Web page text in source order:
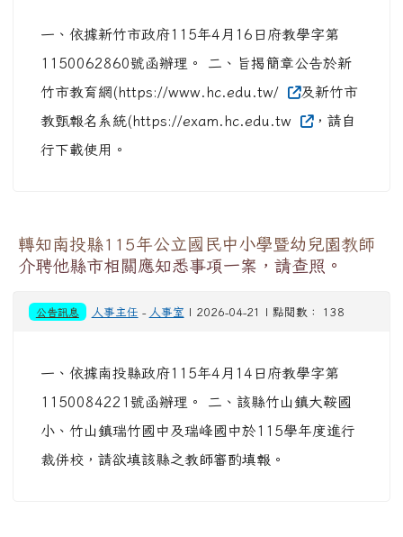
一、依據新竹市政府115年4月16日府教學字第
1150062860號函辦理。 二、旨揭簡章公告於新
竹市教育網(https://www.hc.edu.tw/
及新竹市
教甄報名系統(https://exam.hc.edu.tw
，請自
行下載使用。
轉知南投縣115年公立國民中小學暨幼兒園教師
介聘他縣市相關應知悉事項一案，請查照。
公告訊息 人事主任 - 人事室 | 2026-04-21 | 點閱數： 138
一、依據南投縣政府115年4月14日府教學字第
1150084221號函辦理。 二、該縣竹山鎮大鞍國
小、竹山鎮瑞竹國中及瑞峰國中於115學年度進行
裁併校，請欲填該縣之教師審酌填報。